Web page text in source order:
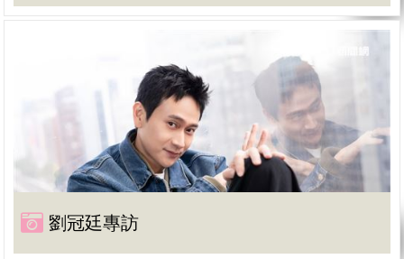
劉冠廷專訪